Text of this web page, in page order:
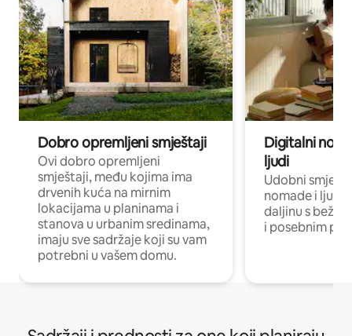
Dobro opremljeni smještaji
Ovi dobro opremljeni
smještaji, među kojima ima
drvenih kuća na mirnim
lokacijama u planinama i
stanova u urbanim sredinama,
imaju sve sadržaje koji su vam
potrebni u vašem domu.
Digitalni
ljudi
Udobni
nomade i ljude
daljinu s
i posebnim